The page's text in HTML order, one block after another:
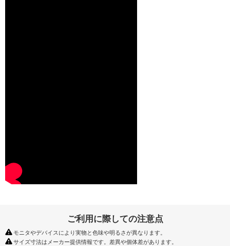
ご利用に際しての注意点
モニタやデバイスにより実物と色味や明るさが異なります。
サイズ寸法はメーカー提供情報です。差異や個体差があります。